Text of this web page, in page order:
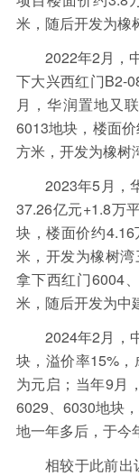
米，随后开发为橡
2022年2月，
下大兴西红门B2-
月，华润置地又
6013地块，楼面
方米，开发为橡树
2023年5月，
37.26亿元+1.8万
块，楼面价约
米，开发为橡树
拿下西红门6004
米，随后开发为中
2024年2月，
块，溢价率15%
为元启；当年9月
6029、6030地块
地一年多后，于今
相较于此前出